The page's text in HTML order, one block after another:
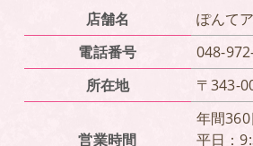
店舗名
ぽんて
電話番号
048-
所在地
〒343-
営業時間
年間360
平日：